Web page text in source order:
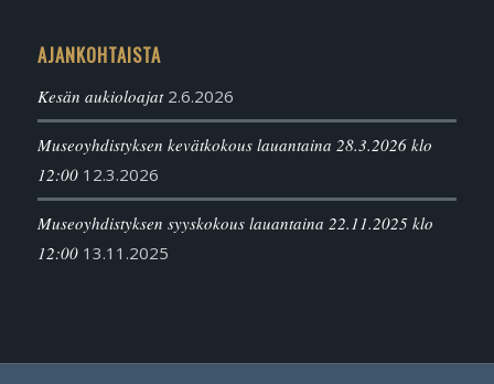
AJANKOHTAISTA
Kesän aukioloajat 2.6.2026
Museoyhdistyksen kevätkokous lauantaina 28.3.2026 klo
12:00 12.3.2026
Museoyhdistyksen syyskokous lauantaina 22.11.2025 klo
12:00 13.11.2025